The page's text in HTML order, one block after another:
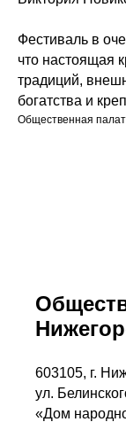
Фестиваль в
что настоящая
традиций,
богатства и
Общественная
603105, г.
ул.
«Дом